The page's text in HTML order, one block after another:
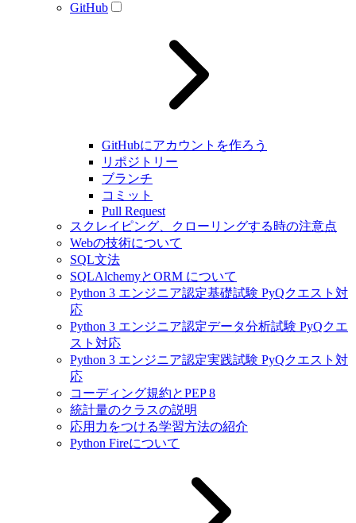
GitHub
GitHubにアカウントを作ろう
リポジトリー
ブランチ
コミット
Pull Request
スクレイピング、クローリングする時の注意点
Webの技術について
SQL文法
SQLAlchemyとORM について
Python 3 エンジニア認定基礎試験 PyQクエスト対
応
Python 3 エンジニア認定データ分析試験 PyQクエ
スト対応
Python 3 エンジニア認定実践試験 PyQクエスト対
応
コーディング規約とPEP 8
統計量のクラスの説明
応用力をつける学習方法の紹介
Python Fireについて